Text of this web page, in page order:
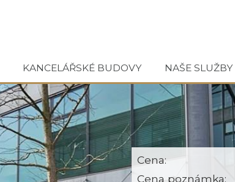
KANCELÁŘSKÉ BUDOVY NAŠE SLUŽBY
Cena:
Cena poznámka: